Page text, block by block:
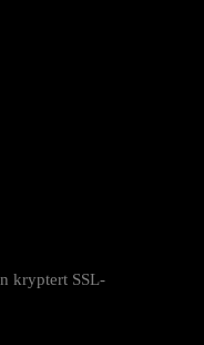
kryptert SSL-